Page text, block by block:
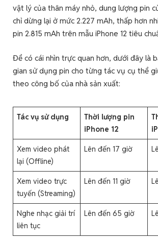
vật lý của thân máy nhỏ, dung lượng pin
chỉ dừng lại ở mức 2.227 mAh, thấp hơn
pin 2.815 mAh trên mẫu iPhone 12 tiêu
Để có cái nhìn trực quan hơn, dưới đây là
gian sử dụng pin cho từng tác vụ cụ thể
theo công bố của nhà sản xuất:
Tác vụ sử dụng
Thời lượng pin
iPhone 12
Xem video phát
lại (Offline)
Lên đến 17 giờ
Xem video trực
tuyến (Streaming)
Lên đến 11 giờ
Nghe nhạc giải trí
liên tục
Lên đến 65 giờ